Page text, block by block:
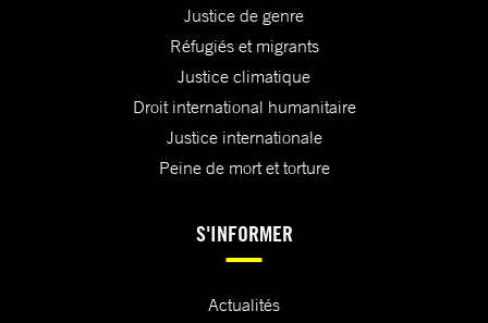
Justice de genre
Réfugiés et migrants
Justice climatique
Droit international humanitaire
Justice internationale
Peine de mort et torture
S'INFORMER
Actualités